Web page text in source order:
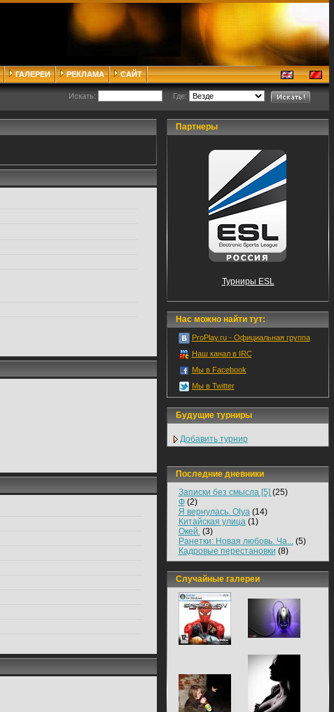
ГАЛЕРЕИ РЕКЛАМА САЙТ
Искать: Где:
Партнеры
Турниры ESL
Нас можно найти тут:
ProPlay.ru - Официальная группа
Наш канал в IRC
Мы в Facebook
Мы в Twitter
Будущие турниры
Добавить турнир
Последние дневники
Записки без смысла [5] (25)
Ф(2)
Я вернулась. Olya(14)
Китайская улица(1)
Окей.(3)
Ранетки: Новая любовь. Ча...(5)
Кадровые перестановки (8)
Случайные галереи